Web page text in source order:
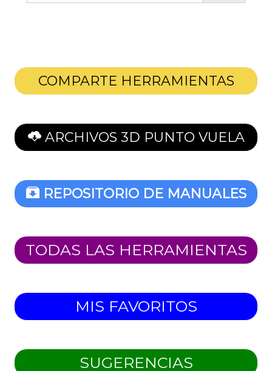
COMPARTE HERRAMIENTAS
ARCHIVOS 3D PUNTO VUELA
REPOSITORIO DE MANUALES
TODAS LAS HERRAMIENTAS
MIS FAVORITOS
SUGERENCIAS